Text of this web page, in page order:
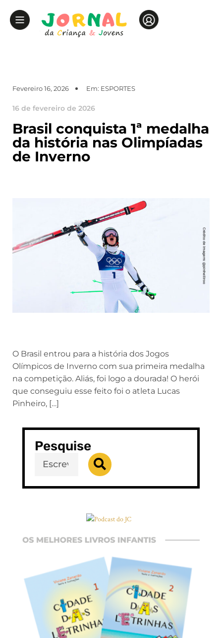
Fevereiro 16, 2026 Em: ESPORTES
16 de fevereiro de 2026
Brasil conquista 1ª medalha
da história nas Olimpíadas
de Inverno
O Brasil entrou para a história dos Jogos
Olímpicos de Inverno com sua primeira medalha
na competição. Aliás, foi logo a dourada! O herói
que conseguiu esse feito foi o atleta Lucas
Pinheiro, […]
Pesquise